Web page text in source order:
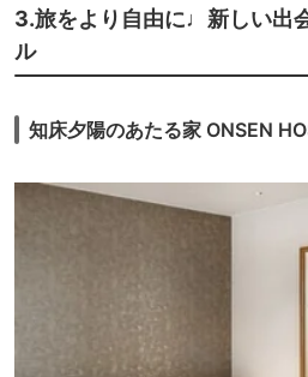
3.旅をより自由に♩新しい出
ル
知床夕陽のあたる家 ONSEN